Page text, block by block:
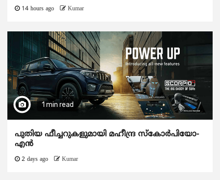
14 hours ago Kumar
1 min read
പുതിയ ഫീച്ചറുകളുമായി മഹീന്ദ്ര സ്കോർപിയോ-
എൻ
2 days ago Kumar